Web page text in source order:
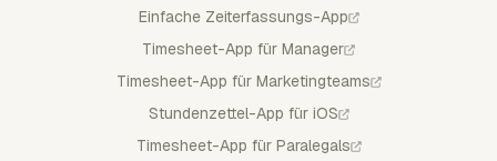
Einfache Zeiterfassungs-App
Timesheet-App für Manager
Timesheet-App für Marketingteams
Stundenzettel-App für iOS
Timesheet-App für Paralegals